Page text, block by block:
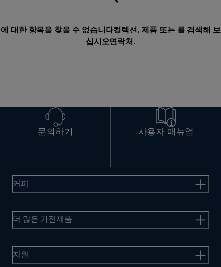
에 대한 항목을 찾을 수 없습니다컬렉션. 제품 또는 를 검색해 보
십시오연락처 .
문의하기 사용자 매뉴얼
커피
더 많은 가전제품
지원